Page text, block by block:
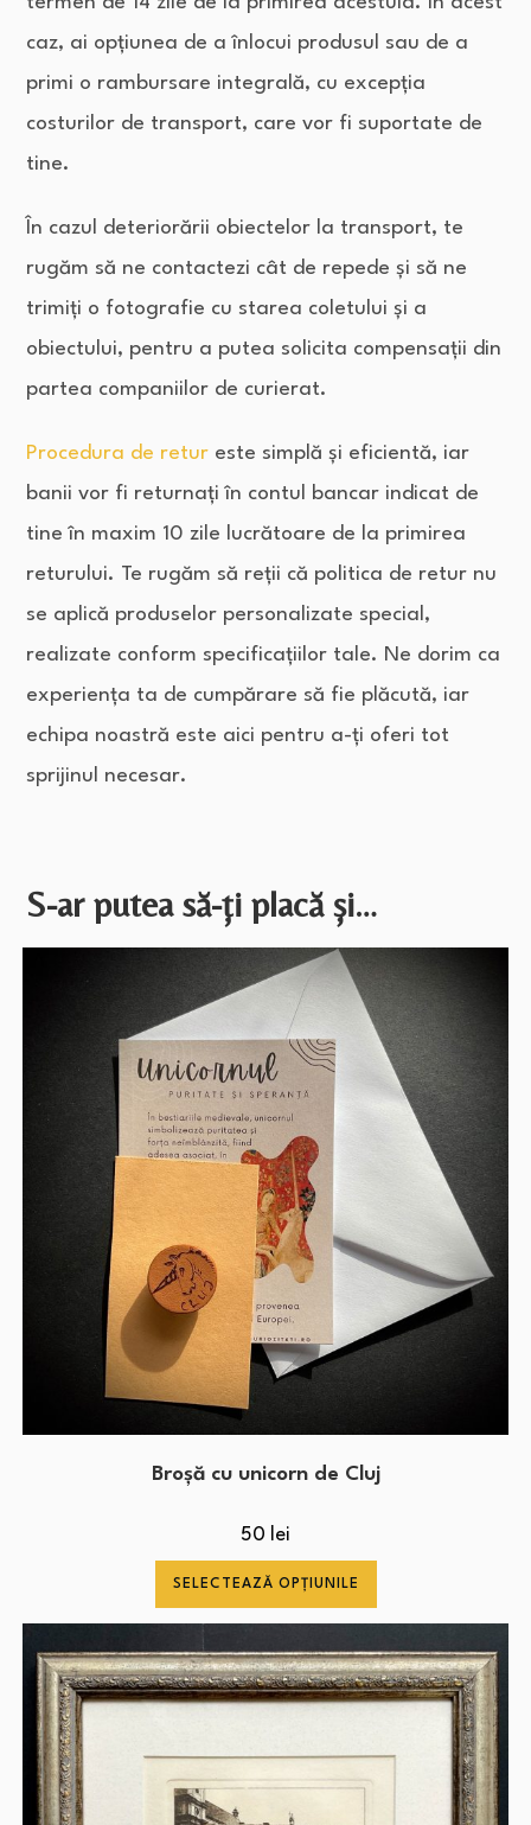
caz, ai opțiunea de a înlocui produsul sau de a
primi o rambursare integrală, cu excepția
costurilor de transport, care vor fi suportate de
tine.
În cazul deteriorării obiectelor la transport, te
rugăm să ne contactezi cât de repede și să ne
trimiți o fotografie cu starea coletului și a
obiectului, pentru a putea solicita compensații din
partea companiilor de curierat.
Procedura de retur este simplă și eficientă, iar
banii vor fi returnați în contul bancar indicat de
tine în maxim 10 zile lucrătoare de la primirea
returului. Te rugăm să reții că politica de retur nu
se aplică produselor personalizate special,
realizate conform specificațiilor tale. Ne dorim ca
experiența ta de cumpărare să fie plăcută, iar
echipa noastră este aici pentru a-ți oferi tot
sprijinul necesar.
S-ar putea să-ți placă și…
Broșă cu unicorn de Cluj
50 lei
SELECTEAZĂ OPȚIUNILE